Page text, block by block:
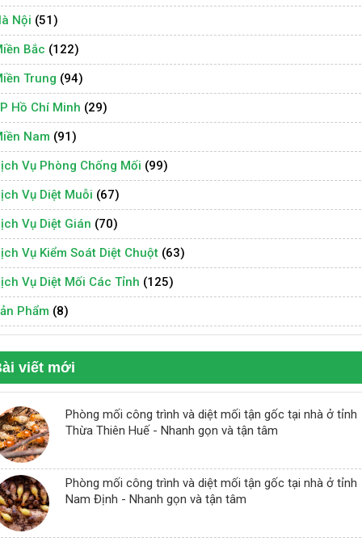
Nội (51)
Bắc (122)
Trung (94)
Hồ Chí Minh (29)
Nam (91)
Vụ Phòng Chống Mối (99)
Vụ Diệt Muỗi (67)
Vụ Diệt Gián (70)
Vụ Kiểm Soát Diệt Chuột (63)
Vụ Diệt Mối Các Tỉnh (125)
Phẩm (8)
viết mới
Phòng mối công trình và diệt mối tận gốc tại nhà ở tỉnh
Thừa Thiên Huế - Nhanh gọn và tận tâm
Phòng mối công trình và diệt mối tận gốc tại nhà ở tỉnh
Nam Định - Nhanh gọn và tận tâm